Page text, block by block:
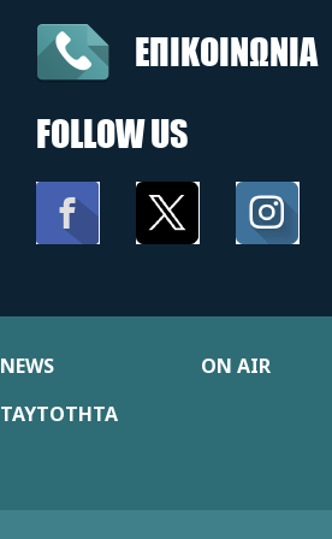
ΕΠΙΚΟΙΝΩΝΙΑ
FOLLOW US
NEWS ON AIR
ΤΑΥΤΟΤΗΤΑ